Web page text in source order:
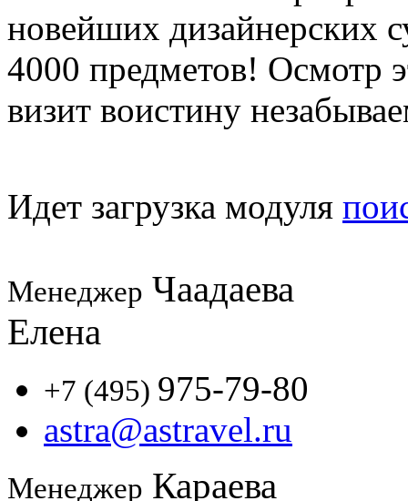
новейших дизайнерских
4000 предметов! Осмотр
визит воистину
Идет загрузка модуля
Менеджер Чаадаева
Елена
+7 (495) 975-79-80
astra@astravel.ru
Менеджер Караева